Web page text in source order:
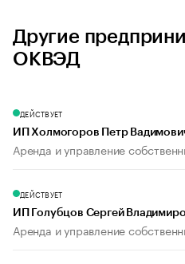
Другие
ОКВЭД
ДЕЙСТВУЕТ
ИП Холмогоров Петр
Аренда и управление
ДЕЙСТВУЕТ
ИП Голубцов Сергей
Аренда и управление